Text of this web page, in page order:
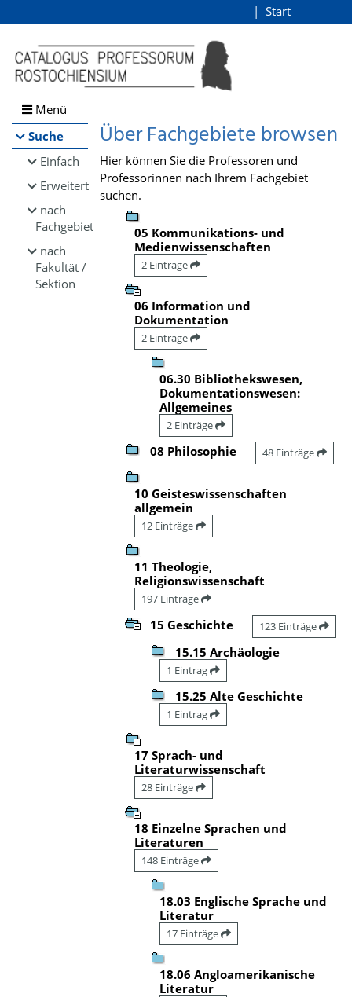
Browsen
direkt zum Inhalt
Start
Menü
Suche
Einfach
Erweitert
nach
Fachgebiet
nach
Fakultät /
Sektion
Über Fachgebiete browsen
Hier können Sie die Professoren und
Professorinnen nach Ihrem Fachgebiet
suchen.
05 Kommunikations- und
Medienwissenschaften
2 Einträge
06 Information und
Dokumentation
2 Einträge
06.30 Bibliothekswesen,
Dokumentationswesen:
Allgemeines
2 Einträge
08 Philosophie 48 Einträge
10 Geisteswissenschaften
allgemein
12 Einträge
11 Theologie,
Religionswissenschaft
197 Einträge
15 Geschichte 123 Einträge
15.15 Archäologie
1 Eintrag
15.25 Alte Geschichte
1 Eintrag
17 Sprach- und
Literaturwissenschaft
28 Einträge
18 Einzelne Sprachen und
Literaturen
148 Einträge
18.03 Englische Sprache und
Literatur
17 Einträge
18.06 Angloamerikanische
Literatur